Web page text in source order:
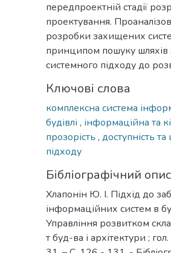
передпроектній стадії
проектування.
розробки захищених
принципом пошуку шляхів
системного підходу до
Ключові слова
комплексна система
будівлі , інформаційна та
прозорість , доступність та
підходу
Бібліографічний опис
Хлапонін Ю. І. Підхід до
інформаційних систем в
Управління розвитком
т буд-ва і архітектури ;